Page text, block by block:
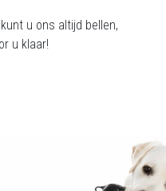
u ons altijd bellen,
u klaar!